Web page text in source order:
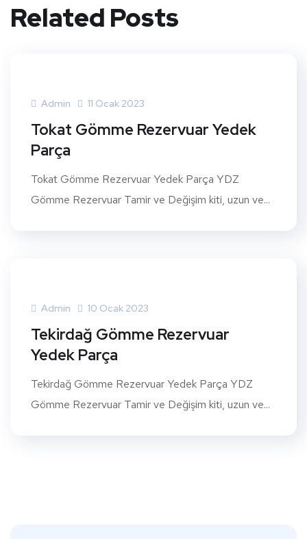
Related Posts
Admin 11 Ocak 2023
Tokat Gömme Rezervuar Yedek
Parça
Tokat Gömme Rezervuar Yedek Parça YDZ
Gömme Rezervuar Tamir ve Değişim kiti, uzun ve...
Admin 10 Ocak 2023
Tekirdağ Gömme Rezervuar
Yedek Parça
Tekirdağ Gömme Rezervuar Yedek Parça YDZ
Gömme Rezervuar Tamir ve Değişim kiti, uzun ve...